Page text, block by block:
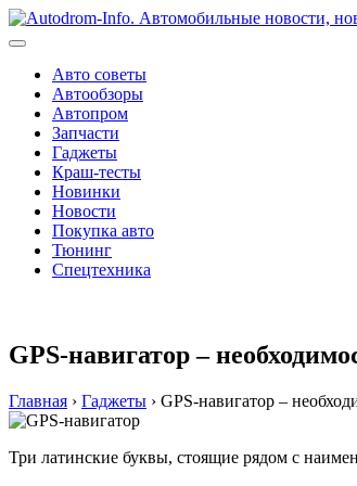
Перейти
к
Авто советы
Автообзоры
Автопром
Запчасти
Гаджеты
Краш-тесты
Новинки
Новости
Покупка авто
Тюнинг
Спецтехника
GPS-навигатор –
Главная › Гаджеты › GPS-навигатор –
Три латинские буквы, стоящие рядом с